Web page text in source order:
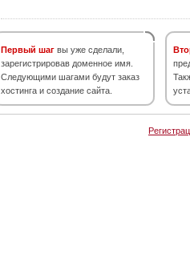
Первый шаг вы уже сделали,
зарегистрировав доменное имя.
Следующими шагами будут заказ
хостинга и создание сайта.